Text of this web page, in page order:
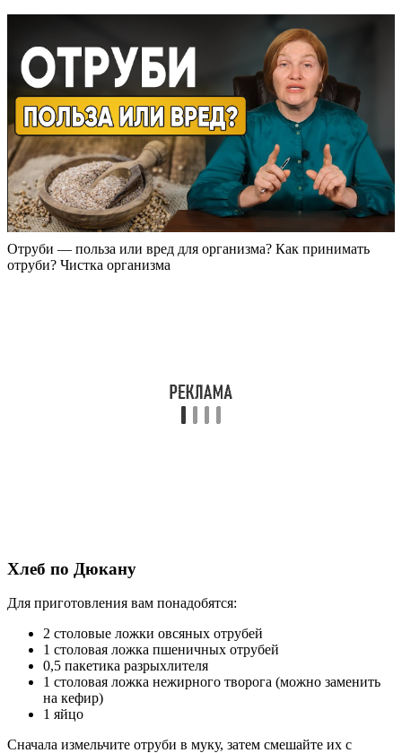
Отруби — польза или вред для организма? Как принимать
отруби? Чистка организма
Хлеб по Дюкану
Для приготовления вам понадобятся:
2 столовые ложки овсяных отрубей
1 столовая ложка пшеничных отрубей
0,5 пакетика разрыхлителя
1 столовая ложка нежирного творога (можно заменить
на кефир)
1 яйцо
Сначала измельчите отруби в муку, затем смешайте их с